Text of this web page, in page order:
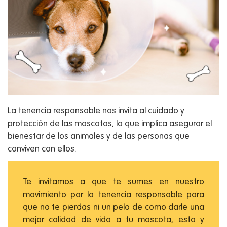
La tenencia responsable nos invita al cuidado y
protección de las mascotas, lo que implica asegurar el
bienestar de los animales y de las personas que
conviven con ellos.
Te invitamos a que te sumes en nuestro
movimiento por la tenencia responsable para
que no te pierdas ni un pelo de como darle una
mejor calidad de vida a tu mascota, esto y